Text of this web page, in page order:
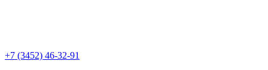
+7 (3452) 46-32-91